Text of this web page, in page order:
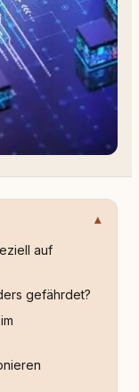
auf
gefährdet?